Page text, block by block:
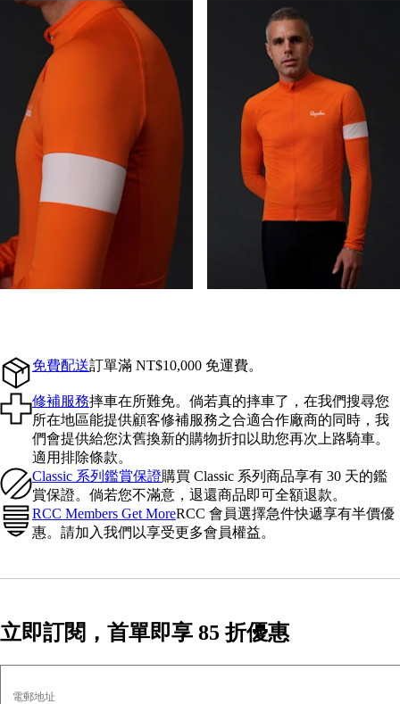
免費配送訂單滿 NT$10,000 免運費。
修補服務摔車在所難免。倘若真的摔車了，在我們搜尋您
所在地區能提供顧客修補服務之合適合作廠商的同時，我
們會提供給您汰舊換新的購物折扣以助您再次上路騎車。
適用排除條款。
Classic 系列鑑賞保證購買 Classic 系列商品享有 30 天的鑑
賞保證。倘若您不滿意，退還商品即可全額退款。
RCC Members Get MoreRCC 會員選擇急件快遞享有半價優
惠。請加入我們以享受更多會員權益。
立即訂閱，首單即享 85 折優惠
電郵地址